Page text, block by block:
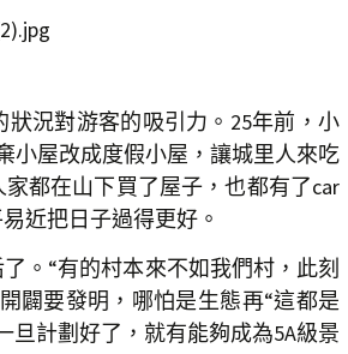
況對游客的吸引力。25年前，小
小屋改成度假小屋，讓城里人來吃
都在山下買了屋子，也都有了car
近把日子過得更好。
“有的村本來不如我們村，此刻
闢要發明，哪怕是生態再“這都是
旦計劃好了，就有能夠成為5A級景